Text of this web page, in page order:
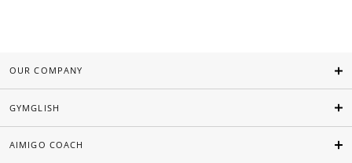
OUR COMPANY
GYMGLISH
AIMIGO COACH